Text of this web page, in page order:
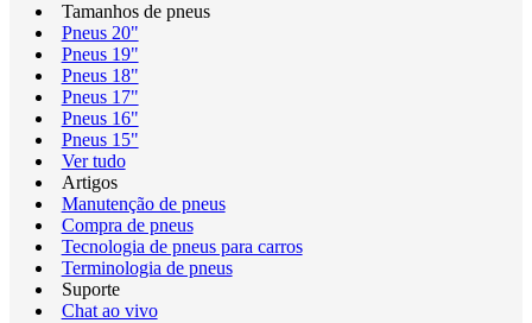
Tamanhos de pneus
Pneus 20"
Pneus 19"
Pneus 18"
Pneus 17"
Pneus 16"
Pneus 15"
Ver tudo
Artigos
Manutenção de pneus
Compra de pneus
Tecnologia de pneus para carros
Terminologia de pneus
Suporte
Chat ao vivo